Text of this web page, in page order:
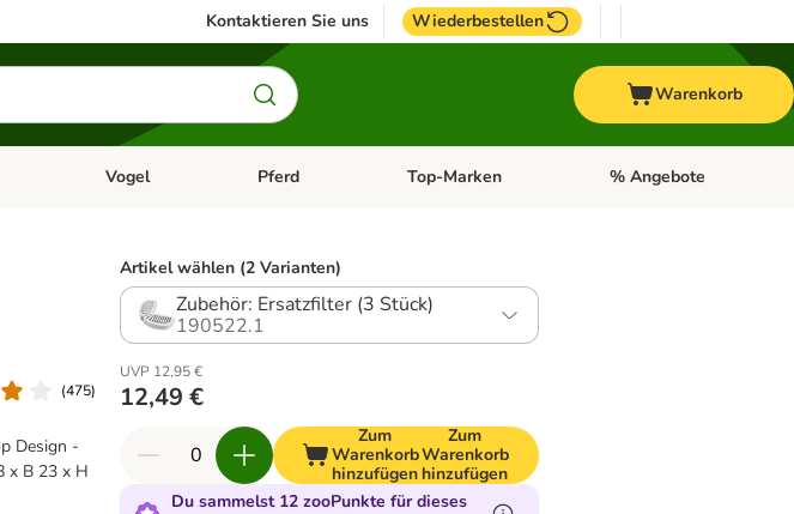
Kontaktieren Sie uns Wiederbestellen
Warenkorb
& Zubehör
Menü öffnen: KleintierKategorie-Menü öffnen: Fisch
Vogel Kategorie-Menü öffnen: Vogel
Pferd Kategorie-Menü öffnen: Pferd
Top-Marken Kategorie-Menü öffnen:
% Angebote
(475)
Design -
x B 23 x H
Artikel wählen (2 Varianten)
Zubehör: Ersatzfilter (3 Stück)
190522.1
UVP 12,95 €
12,49 €
Zum
Warenkorb
hinzufügen
Zum
Warenkorb
hinzufügen
Du sammelst 12 zooPunkte für dieses